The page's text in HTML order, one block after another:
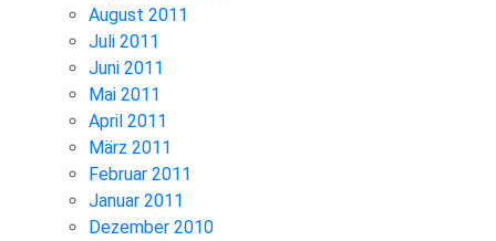
August 2011
Juli 2011
Juni 2011
Mai 2011
April 2011
März 2011
Februar 2011
Januar 2011
Dezember 2010